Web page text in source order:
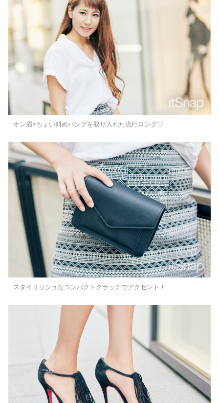
オン眉×ちょい斜めバングを取り入れた流行ロング♡
スタイリッシュなコンパクトクラッチでアクセント！